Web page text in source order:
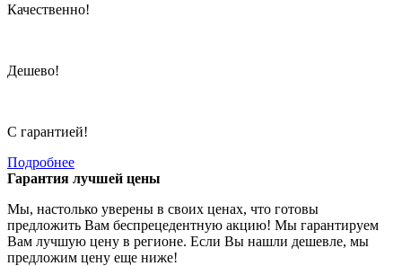
Качественно!
Дешево!
С гарантией!
Подробнее
Гарантия лучшей цены
Мы, настолько уверены в своих ценах, что готовы
предложить Вам беспрецедентную акцию! Мы гарантируем
Вам лучшую цену в регионе. Если Вы нашли дешевле, мы
предложим цену еще ниже!